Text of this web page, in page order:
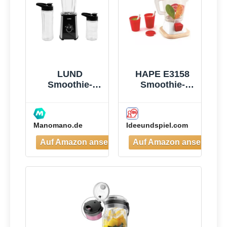
Blender
elektrisch für
Shake,
LUND
Smoothie-
Manomano.de
HAPE E3158
Smoothie-
Ideeundspiel.com